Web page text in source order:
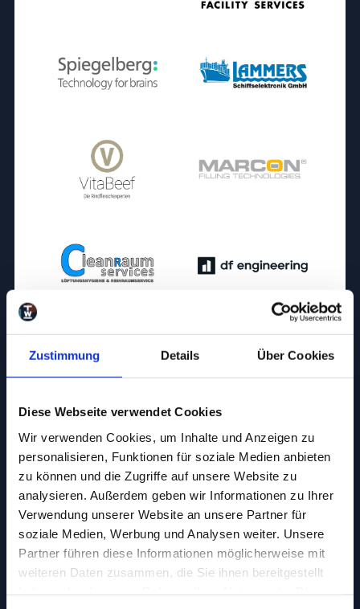
Zustimmung Details Über Cookies
Diese Webseite verwendet Cookies
Wir verwenden Cookies, um Inhalte und Anzeigen zu
personalisieren, Funktionen für soziale Medien anbieten
zu können und die Zugriffe auf unsere Website zu
analysieren. Außerdem geben wir Informationen zu Ihrer
Verwendung unserer Website an unsere Partner für
soziale Medien, Werbung und Analysen weiter. Unsere
Partner führen diese Informationen möglicherweise mit
weiteren Daten zusammen, die Sie ihnen bereitgestellt